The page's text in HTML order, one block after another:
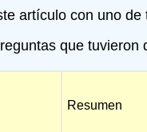
artículo con uno
que
Resumen